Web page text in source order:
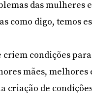
das mulheres
como digo, temos
criem condições
mães, melhores
criação de